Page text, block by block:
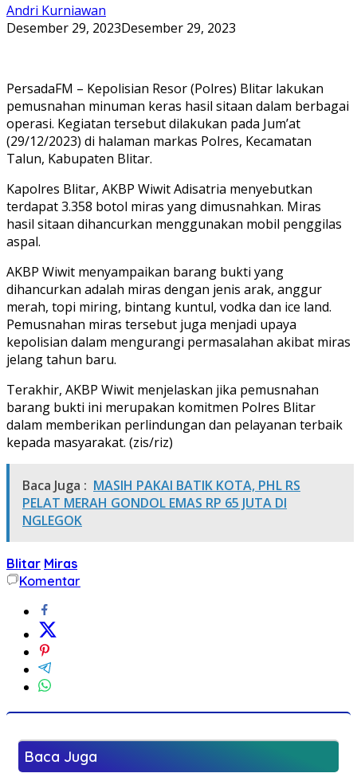
Andri Kurniawan
Desember 29, 2023Desember 29, 2023
PersadaFM – Kepolisian Resor (Polres) Blitar lakukan
pemusnahan minuman keras hasil sitaan dalam berbagai
operasi. Kegiatan tersebut dilakukan pada Jum’at
(29/12/2023) di halaman markas Polres, Kecamatan
Talun, Kabupaten Blitar.
Kapolres Blitar, AKBP Wiwit Adisatria menyebutkan
terdapat 3.358 botol miras yang dimusnahkan. Miras
hasil sitaan dihancurkan menggunakan mobil penggilas
aspal.
AKBP Wiwit menyampaikan barang bukti yang
dihancurkan adalah miras dengan jenis arak, anggur
merah, topi miring, bintang kuntul, vodka dan ice land.
Pemusnahan miras tersebut juga menjadi upaya
kepolisian dalam mengurangi permasalahan akibat miras
jelang tahun baru.
Terakhir, AKBP Wiwit menjelaskan jika pemusnahan
barang bukti ini merupakan komitmen Polres Blitar
dalam memberikan perlindungan dan pelayanan terbaik
kepada masyarakat. (zis/riz)
Baca Juga : MASIH PAKAI BATIK KOTA, PHL RS
PELAT MERAH GONDOL EMAS RP 65 JUTA DI
NGLEGOK
Blitar Miras
Komentar
Baca Juga